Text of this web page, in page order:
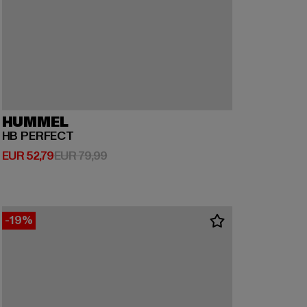
HUMMEL
HB PERFECT
EUR 52,79
Derzeitiger Preis: EUR 52,79
EUR 79,99Aktionspreis: EUR 79,99
-19%